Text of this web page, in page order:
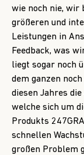
wie noch nie, wir
größeren und
Leistungen in
Feedback, was
liegt sogar noch
dem ganzen
diesen Jahres die
welche sich um
Produkts
schnellen
großen Problem